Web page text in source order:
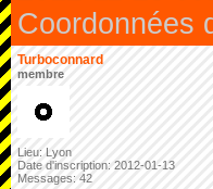
Coordonnées
Turboconnard
membre
Lieu: Lyon
Date d'inscription: 2012-01-13
Messages: 42